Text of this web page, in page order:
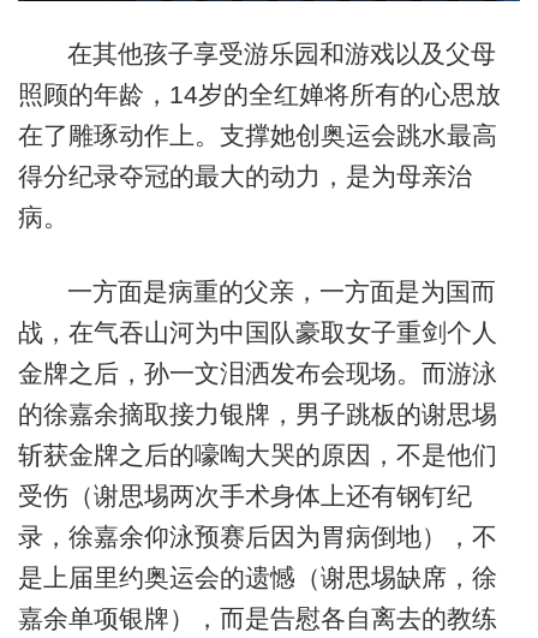
在其他孩子享受游乐园和游戏以及父母
照顾的年龄，14岁的全红婵将所有的心思放
在了雕琢动作上。支撑她创奥运会跳水最高
得分纪录夺冠的最大的动力，是为母亲治
病。
一方面是病重的父亲，一方面是为国而
战，在气吞山河为中国队豪取女子重剑个人
金牌之后，孙一文泪洒发布会现场。而游泳
的徐嘉余摘取接力银牌，男子跳板的谢思埸
斩获金牌之后的嚎啕大哭的原因，不是他们
受伤（谢思埸两次手术身体上还有钢钉纪
录，徐嘉余仰泳预赛后因为胃病倒地），不
是上届里约奥运会的遗憾（谢思埸缺席，徐
嘉余单项银牌），而是告慰各自离去的教练